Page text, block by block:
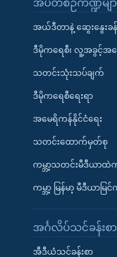
အပတ်စဉ်ကဏ္ဍမျာ
အယ်ဒီတာနဲ့ ဆွေးနွေးခန်
ဒီမိုကရေစီ၊ လူ့အခွင့်အရ
သတင်းသုံးသပ်ချက်
ဒီမိုကရေစီရေးရာ
အမေရိကန်နိုင်ငံရေး
သတင်းထောက်မှတ်စု
ကမ္ဘာ့သတင်းမီဒီယာထဲ
ကမ္ဘာ့ မြန်မာ့ မီဒီယာမြ
အင်္ဂလိပ်သင်ခန်းစာ
အီဒီယံသင်ခန်းစာ